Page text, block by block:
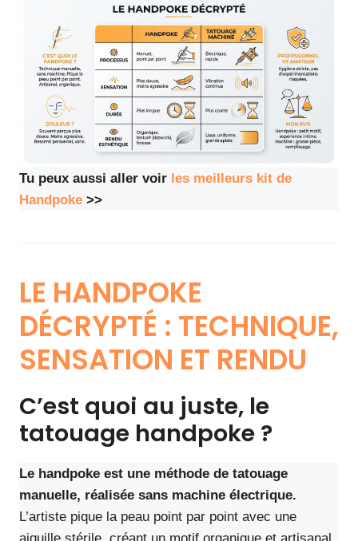
Tu peux aussi aller voir les meilleurs kit de
Handpoke >>
LE HANDPOKE
DÉCRYPTÉ : TECHNIQUE,
SENSATION ET RENDU
C’est quoi au juste, le
tatouage handpoke ?
Le handpoke est une méthode de tatouage
manuelle, réalisée sans machine électrique.
L’artiste pique la peau point par point avec une